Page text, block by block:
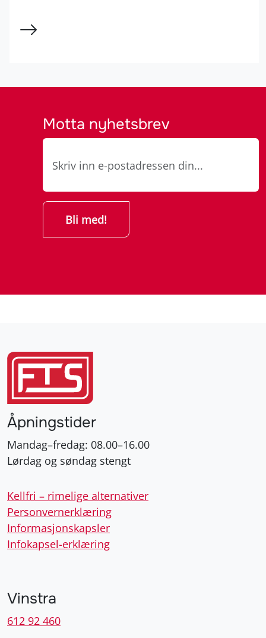
Motta nyhetsbrev
Åpningstider
Mandag–fredag: 08.00–16.00
Lørdag og søndag stengt
Kellfri – rimelige alternativer
Personvernerklæring
Informasjonskapsler
Infokapsel-erklæring
Vinstra
612 92 460